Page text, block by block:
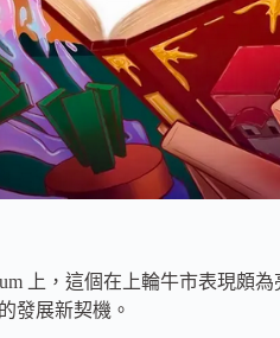
上，這個在上輪牛市表現頗
發展新契機。